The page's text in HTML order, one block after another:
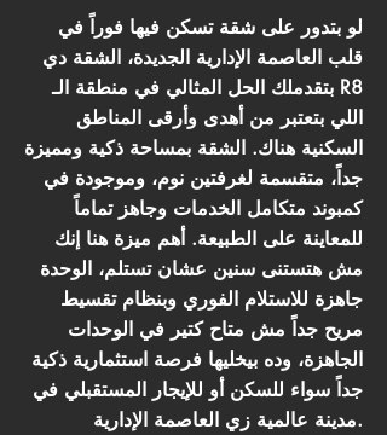
لو بتدور على شقة تسكن فيها فوراً في
قلب العاصمة الإدارية الجديدة، الشقة دي
بتقدملك الحل المثالي في منطقة الـ R8
اللي بتعتبر من أهدى وأرقى المناطق
السكنية هناك. الشقة بمساحة ذكية ومميزة
جداً، متقسمة لغرفتين نوم، وموجودة في
كمبوند متكامل الخدمات وجاهز تماماً
للمعاينة على الطبيعة. أهم ميزة هنا إنك
مش هتستنى سنين عشان تستلم، الوحدة
جاهزة للاستلام الفوري وبنظام تقسيط
مريح جداً مش متاح كتير في الوحدات
الجاهزة، وده بيخليها فرصة استثمارية ذكية
جداً سواء للسكن أو للإيجار المستقبلي في
مدينة عالمية زي العاصمة الإدارية.